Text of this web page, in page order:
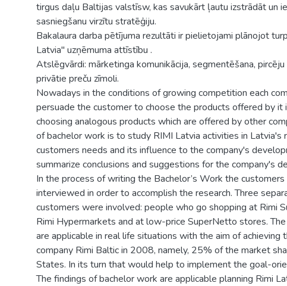
tirgus daļu Baltijas valstīsw, kas savukārt ļautu izstrādāt un
sasniegšanu virzītu stratēģiju.
Bakalaura darba pētījuma rezultāti ir pielietojami plānojot
Latvia" uzņēmuma attīstību .
Atslēgvārdi: mārketinga komunikācija, segmentēšana, pircēju
privātie preču zīmoli.
Nowadays in the conditions of growing competition each
persuade the customer to choose the products offered by it
choosing analogous products which are offered by other
of bachelor work is to study RIMI Latvia activities in Latvia's
customers needs and its influence to the company's
summarize conclusions and suggestions for the company's
In the process of writing the Bachelor’s Work the
interviewed in order to accomplish the research. Three
customers were involved: people who go shopping at Rimi
Rimi Hypermarkets and at low-price SuperNetto stores.
are applicable in real life situations with the aim of achieving
company Rimi Baltic in 2008, namely, 25% of the market
States. In its turn that would help to implement the goal-
The findings of bachelor work are applicable planning Rimi